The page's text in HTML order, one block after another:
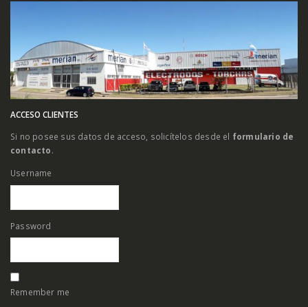
ACCESO CLIENTES
Si no posee sus datos de acceso, solicítelos desde el formulario de
contacto.
Username
Password
Remember me